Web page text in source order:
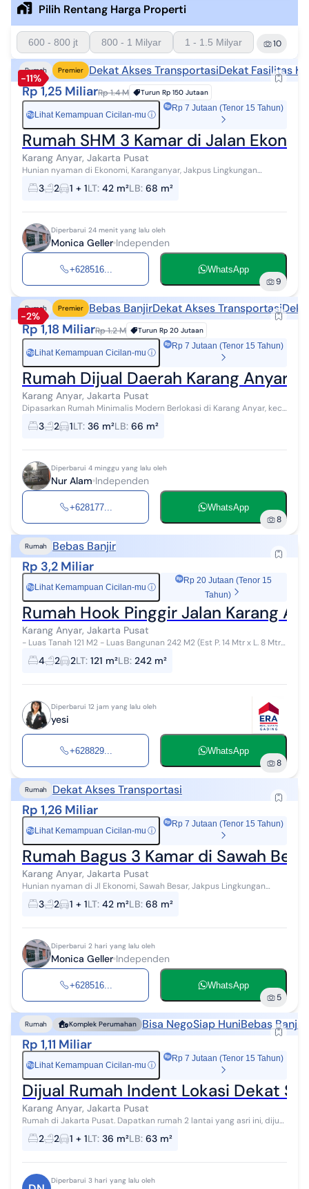
Pilih Rentang Harga Properti
600 - 800 jt 800 - 1 Milyar 1 - 1.5 Milyar 10
-11%
Rumah Premier Dekat Akses TransportasiDekat Fasilitas
Rp 1,25 MiliarRp 1.4 M Turun Rp 150 Jutaan
Rp Lihat Kemampuan Cicilan-mu ⓘ
Rp 7 Jutaan (Tenor 15 Tahun)
Rumah SHM 3 Kamar di Jalan
Karang Anyar, Jakarta Pusat
Hunian nyaman di Ekonomi, Karanganyar, Jakpus Lingkungan
strategis Jalan masuk besar Dekat akses tol, halte transjakarta,
pusat perbelanjaan, seko...
3 2 1 + 1LT: 42 m²LB: 68 m²
Diperbarui 24 menit yang lalu oleh
Monica Geller Independen
+628516... WhatsApp
9
-2%
Rumah Premier Bebas BanjirDekat Akses Transportasi
Rp 1,18 MiliarRp 1.2 M Turun Rp 20 Jutaan
Rp Lihat Kemampuan Cicilan-mu ⓘ
Rp 7 Jutaan (Tenor 15 Tahun)
Rumah Dijual Daerah Karang Anyar
Karang Anyar, Jakarta Pusat
Dipasarkan Rumah Minimalis Modern Berlokasi di Karang Anyar, kec
Sawah Besar Kota Jakarta Pusat. Rumah Baru Bangun dari nol atau
indent. Tampilan r...
3 2 1LT: 36 m²LB: 66 m²
Diperbarui 4 minggu yang lalu oleh
Nur Alam Independen
+628177... WhatsApp
8
Rumah Bebas Banjir
Rp 3,2 Miliar
Rp Lihat Kemampuan Cicilan-mu ⓘ
Rp 20 Jutaan (Tenor 15
Tahun)
Rumah Hook Pinggir Jalan Karang
Karang Anyar, Jakarta Pusat
- Luas Tanah 121 M2 - Luas Bangunan 242 M2 (Est P. 14 Mtr x L. 8 Mtr)
- Listrik PLN 3.500 VA - Air PAM - Sertifikat (SHM) - Furrnished -
Carport 2...
4 2 2LT: 121 m²LB: 242 m²
Diperbarui 12 jam yang lalu oleh
yesi
+628829... WhatsApp
8
Rumah Dekat Akses Transportasi
Rp 1,26 Miliar
Rp Lihat Kemampuan Cicilan-mu ⓘ
Rp 7 Jutaan (Tenor 15 Tahun)
Rumah Bagus 3 Kamar di Sawah
Karang Anyar, Jakarta Pusat
Hunian nyaman di Jl Ekonomi, Sawah Besar, Jakpus Lingkungan
strategis Jalan masuk besar Dekat akses tol, halte transjakarta,
pusat perbelanjaan, s...
3 2 1 + 1LT: 42 m²LB: 68 m²
Diperbarui 2 hari yang lalu oleh
Monica Geller Independen
+628516... WhatsApp
5
Rumah Komplek Perumahan Bisa NegoSiap HuniBebas Banjir
Rp 1,11 Miliar
Rp Lihat Kemampuan Cicilan-mu ⓘ
Rp 7 Jutaan (Tenor 15 Tahun)
Dijual Rumah Indent Lokasi Dekat
Karang Anyar, Jakarta Pusat
Rumah di Jakarta Pusat. Dapatkan rumah 2 lantai yang asri ini, dijual
dengan pemandangan asri yang menambah nilai estetika di
lingkungan hunian. ...
2 2 1 + 1LT: 36 m²LB: 63 m²
Diperbarui 3 hari yang lalu oleh